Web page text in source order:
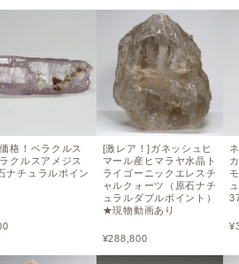
格！ベラクルス
クルスアメジス
ナチュラルポイン
[激レア！]ガネッシュヒ
マール産ヒマラヤ水晶ト
ライゴーニックエレスチ
ャルクォーツ（原石ナチ
ュラルダブルポイント）
★現物動画あり
¥288,800
¥